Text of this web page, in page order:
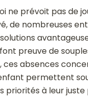
ne prévoit pas de
de nombreuses
preuve de
ces absences
permettent
priorités à leur juste